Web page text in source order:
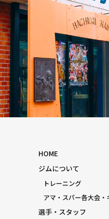
HOME
ジムについて
トレーニング
アマ・スパー各大会・
選手・スタッフ